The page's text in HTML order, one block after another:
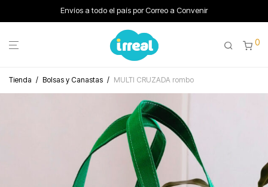
Envíos a todo el país por Correo a Convenir
0
Tienda / Bolsas y Canastas / MULTI CRUZADA rombo